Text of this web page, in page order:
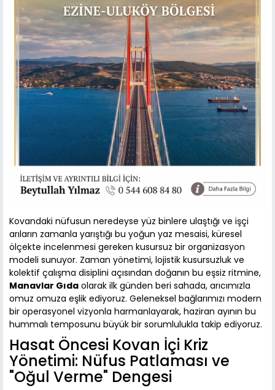
Kovandaki nüfusun neredeyse yüz binlere ulaştığı ve işçi
arıların zamanla yarıştığı bu yoğun yaz mesaisi, küresel
ölçekte incelenmesi gereken kusursuz bir organizasyon
modeli sunuyor. Zaman yönetimi, lojistik kusursuzluk ve
kolektif çalışma disiplini açısından doğanın bu eşsiz ritmine,
Manavlar Gıda olarak ilk günden beri sahada, arıcımızla
omuz omuza eşlik ediyoruz. Geleneksel bağlarımızı modern
bir operasyonel vizyonla harmanlayarak, haziran ayının bu
hummalı temposunu büyük bir sorumlulukla takip ediyoruz.
Hasat Öncesi Kovan İçi Kriz
Yönetimi: Nüfus Patlaması ve
"Oğul Verme" Dengesi